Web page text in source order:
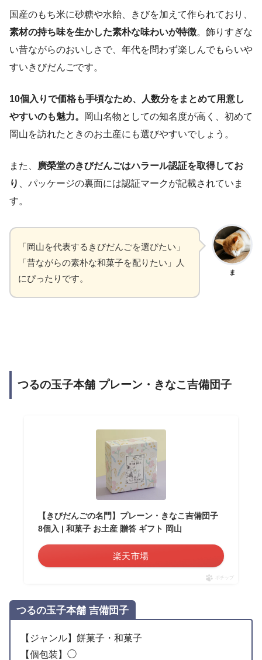
国産のもち米に砂糖や水飴、きびを加えて作られており、
素材の持ち味を生かした素朴な味わいが特徴。飾りすぎな
い昔ながらのおいしさで、年代を問わず楽しんでもらいや
すいきびだんごです。
10個入りで価格も手頃なため、人数分をまとめて用意し
やすいのも魅力。
岡山名物としての知名度が高く、初めて
岡山を訪れたときのお土産にも選びやすいでしょう。
また、 廣榮堂のきびだんごはハラール認証を取得してお
り 、パッケージの裏面には認証マークが記載されていま
す。
ま
「岡山を代表するきびだんごを選びたい」
「昔ながらの素朴な和菓子を配りたい」人
にぴったりです。
つるの玉子本舗 プレーン・きなこ吉備団子
【きびだんごの名門】プレーン・きなこ吉備団子
8個入 | 和菓子 お土産 贈答 ギフト 岡山
楽天市場
ポチップ
つるの玉子本舗 吉備団子
【ジャンル】餅菓子・和菓子
【個包装】◯